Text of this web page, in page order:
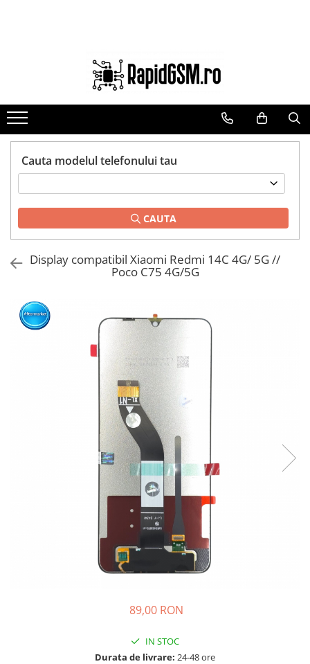
seria J
seria M
seria N(note)
seria S
Ecrane iPhone
Ecrane Huawei / Honor
Ecrane Xiaomi / Redmi
Ecrane Nokia
Ecrane Oppo / Realme
Folie protectie STICLA
Cauta modelul telefonului tau
CAUTA
Display compatibil Xiaomi Redmi 14C 4G/ 5G //
Poco C75 4G/5G
89,00 RON
IN STOC
Durata de livrare: 24-48 ore